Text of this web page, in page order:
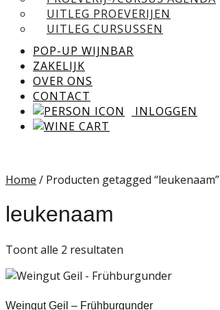
UITLEG PROEVERIJEN
UITLEG CURSUSSEN
POP-UP WIJNBAR
ZAKELIJK
OVER ONS
CONTACT
INLOGGEN
Home / Producten getagged “leukenaam”
leukenaam
Toont alle 2 resultaten
Weingut Geil – Frühburgunder